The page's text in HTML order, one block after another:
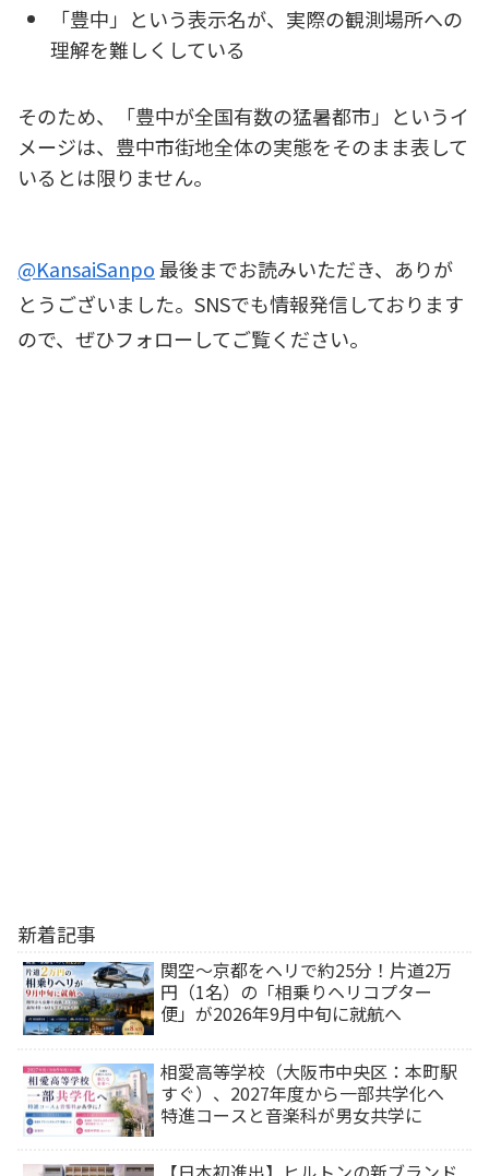
「豊中」という表示名が、実際の観測場所への
理解を難しくしている
そのため、「豊中が全国有数の猛暑都市」というイ
メージは、豊中市街地全体の実態をそのまま表して
いるとは限りません。
@KansaiSanpo最後までお読みいただき、ありが
とうございました。SNSでも情報発信しております
ので、ぜひフォローしてご覧ください。
新着記事
関空～京都をヘリで約25分！片道2万
円（1名）の「相乗りヘリコプター
便」が2026年9月中旬に就航へ
相愛高等学校（大阪市中央区：本町駅
すぐ）、2027年度から一部共学化へ
特進コースと音楽科が男女共学に